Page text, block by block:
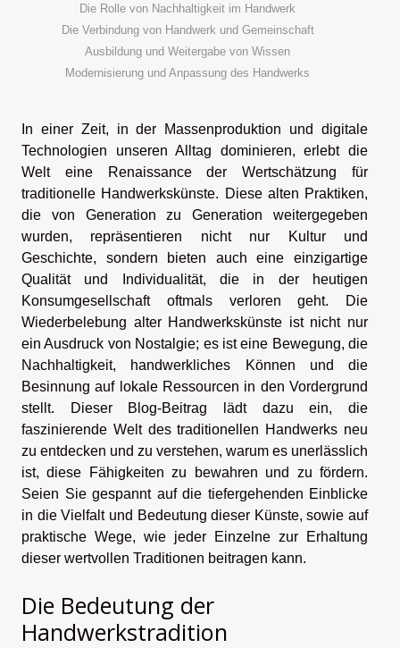
Die Rolle von Nachhaltigkeit im Handwerk
Die Verbindung von Handwerk und Gemeinschaft
Ausbildung und Weitergabe von Wissen
Modernisierung und Anpassung des Handwerks
In einer Zeit, in der Massenproduktion und digitale
Technologien unseren Alltag dominieren, erlebt die
Welt eine Renaissance der Wertschätzung für
traditionelle Handwerkskünste. Diese alten Praktiken,
die von Generation zu Generation weitergegeben
wurden, repräsentieren nicht nur Kultur und
Geschichte, sondern bieten auch eine einzigartige
Qualität und Individualität, die in der heutigen
Konsumgesellschaft oftmals verloren geht. Die
Wiederbelebung alter Handwerkskünste ist nicht nur
ein Ausdruck von Nostalgie; es ist eine Bewegung, die
Nachhaltigkeit, handwerkliches Können und die
Besinnung auf lokale Ressourcen in den Vordergrund
stellt. Dieser Blog-Beitrag lädt dazu ein, die
faszinierende Welt des traditionellen Handwerks neu
zu entdecken und zu verstehen, warum es unerlässlich
ist, diese Fähigkeiten zu bewahren und zu fördern.
Seien Sie gespannt auf die tiefergehenden Einblicke
in die Vielfalt und Bedeutung dieser Künste, sowie auf
praktische Wege, wie jeder Einzelne zur Erhaltung
dieser wertvollen Traditionen beitragen kann.
Die Bedeutung der
Handwerkstradition